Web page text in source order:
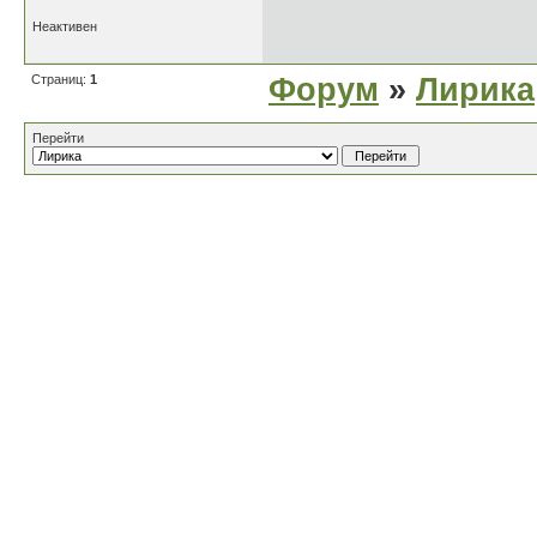
Неактивен
Страниц: 1 Форум » Лирика
Перейти